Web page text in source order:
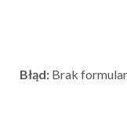
Błąd: Brak